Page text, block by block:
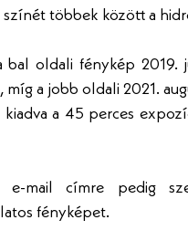
színét többek között a
bal oldali fénykép
míg a jobb oldali 2021.
kiadva a 45 perces
e-mail címre pedig
fényképet.